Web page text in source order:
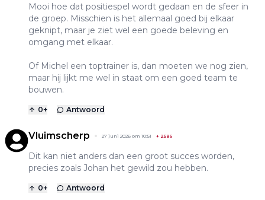
Mooi hoe dat positiespel wordt gedaan en de sfeer in
de groep. Misschien is het allemaal goed bij elkaar
geknipt, maar je ziet wel een goede beleving en
omgang met elkaar.
Of Michel een toptrainer is, dan moeten we nog zien,
maar hij lijkt me wel in staat om een goed team te
bouwen.
0+ Antwoord
Vluimscherp 27 juni 2026 om 10:51 + 2586
Dit kan niet anders dan een groot succes worden,
precies zoals Johan het gewild zou hebben.
0+ Antwoord